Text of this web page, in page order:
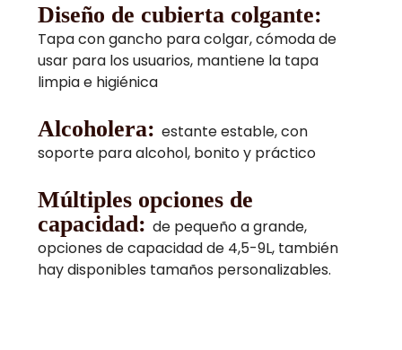
Diseño de cubierta colgante:
Tapa con gancho para colgar, cómoda de
usar para los usuarios, mantiene la tapa
limpia e higiénica
Alcoholera:estante estable, con
soporte para alcohol, bonito y práctico
Múltiples opciones de
capacidad:de pequeño a grande,
opciones de capacidad de 4,5-9L, también
hay disponibles tamaños personalizables.